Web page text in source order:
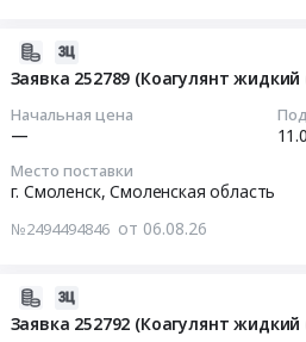
Заявка 252789 (Коагулянт
Начальная цена
—
Место поставки
г. Смоленск,Смоленская область
№2494494846 от 06.08.26
Заявка 252792 (Коагулянт